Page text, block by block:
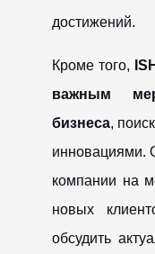
достижений.
Кроме того,
важным
бизнеса,
инновациями.
компании на
новых
обсудить